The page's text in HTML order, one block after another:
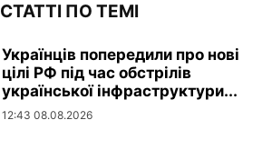
СТАТТІ ПО ТЕМІ
Українців попередили про нові
цілі РФ під час обстрілів
української інфраструктури...
12:43 08.08.2026